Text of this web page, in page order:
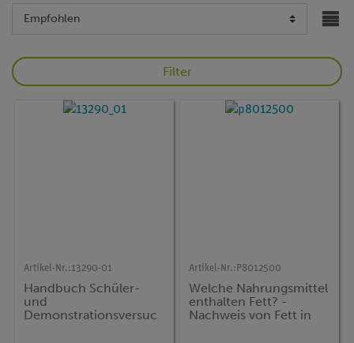
Filter
Artikel-Nr.:13290-01
Handbuch Schüler-
und
Demonstrationsversuc
Artikel-Nr.: P8012500
Welche Nahrungsmittel
enthalten Fett? -
Nachweis von Fett in